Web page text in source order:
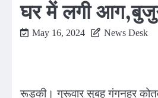
घर में लगी
May 16, 2024 News Desk
रूड़की। गुरूवार सुबह गंगनहर